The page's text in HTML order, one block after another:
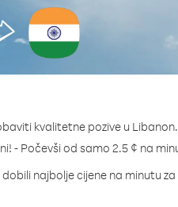
kvalitetne pozive u Libanon.
- Počevši od samo 2.5 ¢ na
najbolje cijene na minutu za